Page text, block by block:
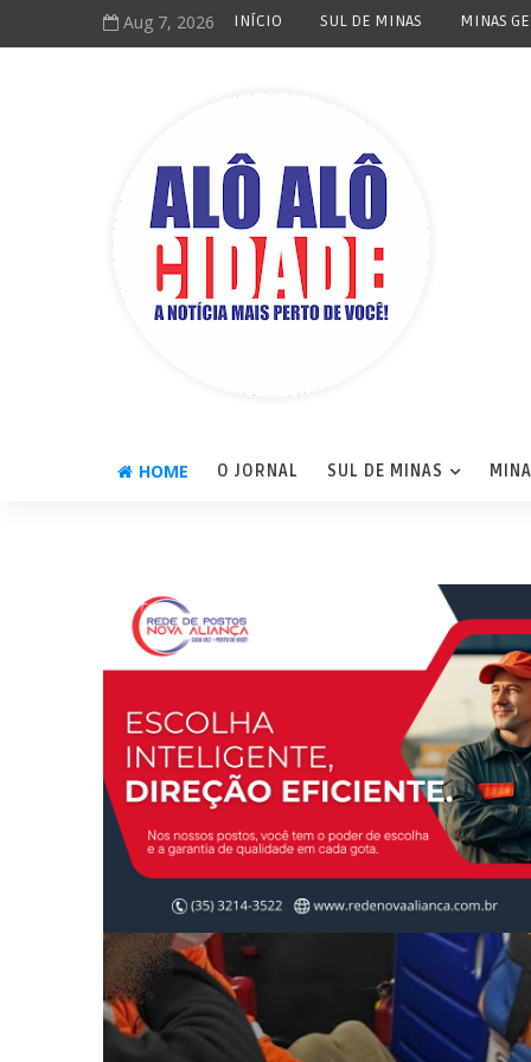
Aug 7, 2026 INÍCIO SUL DE MINAS MINAS
HOME O JORNAL SUL DE MINAS